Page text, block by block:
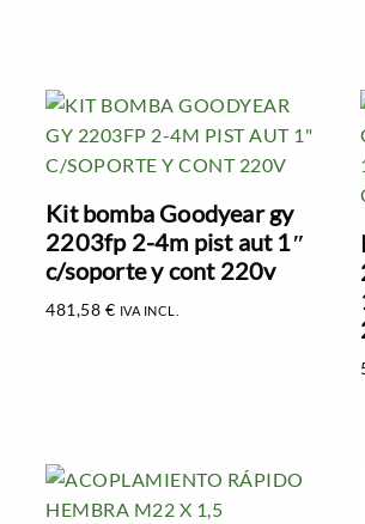
Kit bomba Goodyear gy
2203fp 2-4m pist aut 1″
c/soporte y cont 220v
481,58 € IVA INCL.